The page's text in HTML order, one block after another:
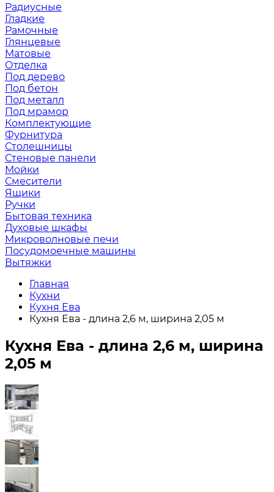
Радиусные
Гладкие
Рамочные
Глянцевые
Матовые
Отделка
Под дерево
Под бетон
Под металл
Под мрамор
Комплектующие
Фурнитура
Столешницы
Стеновые панели
Мойки
Смесители
Ящики
Ручки
Бытовая техника
Духовые шкафы
Микроволновые печи
Посудомоечные машины
Вытяжки
Главная
Кухни
Кухня Ева
Кухня Ева - длина 2,6 м, ширина 2,05 м
Кухня Ева - длина 2,6 м, ширина
2,05 м